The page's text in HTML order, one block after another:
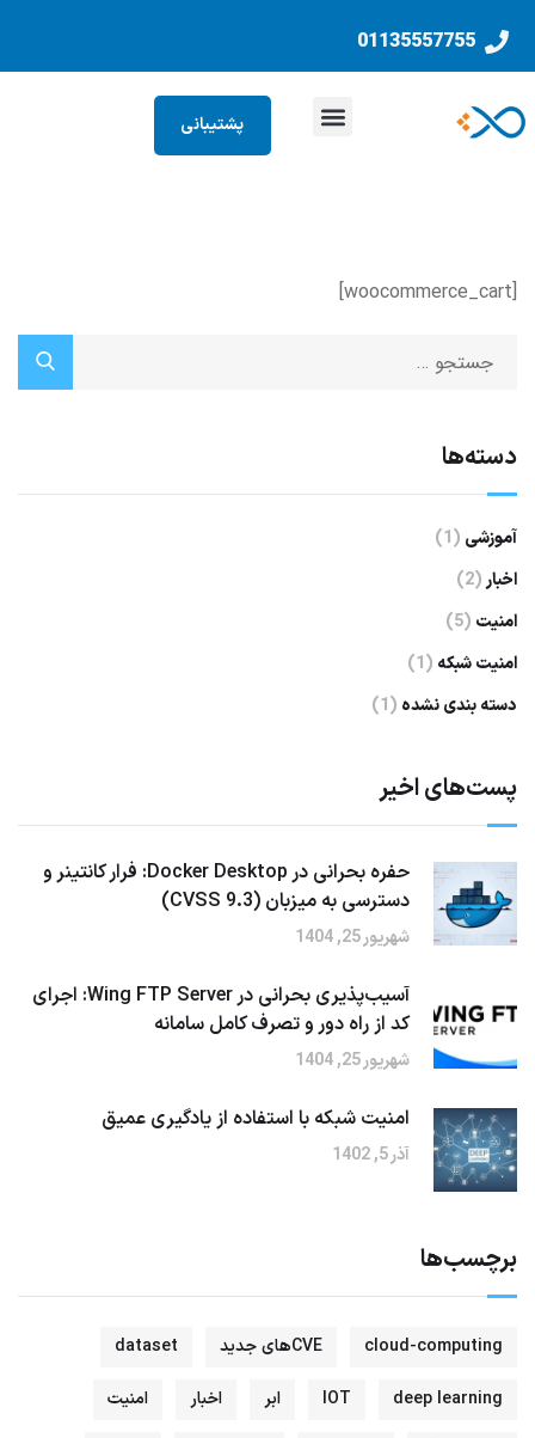
01135557755
پشتیبانی
[woocommerce_cart]
دسته‌ها
آموزشی (1)
اخبار(2)
امنیت (5)
امنیت شبکه (1)
دسته بندی نشده (1)
پست‌های اخیر
حفره بحرانی در Docker Desktop: فرار کانتینر و
دسترسی به میزبان (CVSS 9.3)
شهریور 25, 1404
آسیب‌پذیری بحرانی در Wing FTP Server: اجرای
کد از راه دور و تصرف کامل سامانه
شهریور 25, 1404
امنیت شبکه با استفاده از یادگیری عمیق
آذر 5, 1402
برچسب‌ها
cloud-computing CVEهای جدید dataset
deep learning
IOT ابر اخبار امنیت